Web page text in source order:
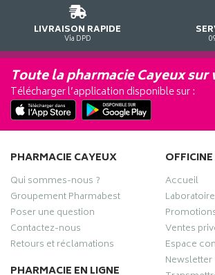
LIVRAISON RAPIDE
Via DPD
Toute la pharmacie Cayeux
Télécharger l’application disponible sur :
PHARMACIE CAYEUX
Qui sommes-nous ?
Groupement Pharmabest
Poser une question
Contactez-nous
Retours et réclamations
PHARMACIE EN LIGNE
OFFICINE
Accueil
Ventes
Espace
Newsletter